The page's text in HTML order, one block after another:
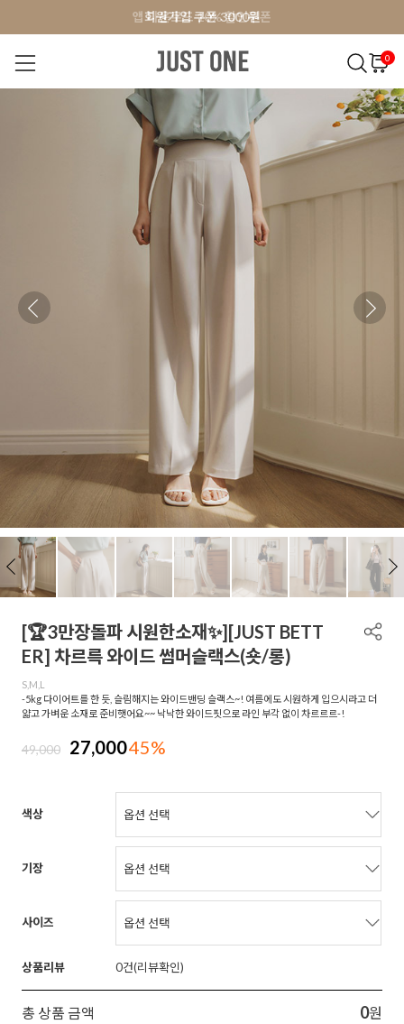
앱 다운로드 10% 할인쿠폰
회원가입 쿠폰 3000원
앱 다운로드 10% 할인쿠폰
회원가입 쿠폰 3000원
0
오늘출발 MADE . J 팬츠 아
[🏆3만장돌파 시원한소재✨][JUST BETT
ER] 차르륵 와이드 썸머슬랙스(숏/롱)
S,M,L
-5kg 다이어트를 한 듯, 슬림해지는 와이드밴딩 슬랙스~! 여름에도 시원하게 입으시라고 더
얇고 가벼운 소재로 준비햇어요~~ 낙낙한 와이드핏으로 라인 부각 없이 차르르르-!
49,000 27,00045%
색상
기장
사이즈
상품리뷰 0
총 상품 금액 0원